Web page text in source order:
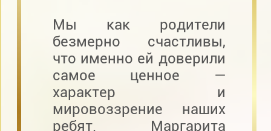
Мы как родители
безмерно счастливы,
что именно ей доверили
самое ценное —
характер и
мировоззрение наших
ребят. Маргарита